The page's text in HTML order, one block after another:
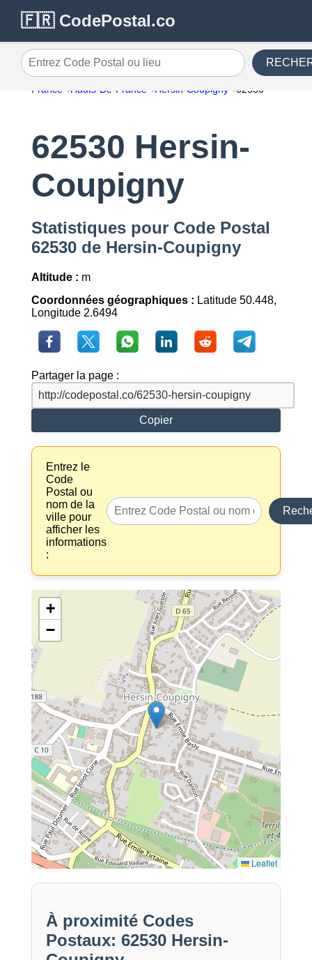
🇫🇷 CodePostal.co
Entrez Code Postal ou lieu
France Hauts-De-France Hersin-Coupigny 62530
62530 Hersin-
Coupigny
Statistiques pour Code Postal
62530 de Hersin-Coupigny
Altitude : m
Coordonnées géographiques : Latitude 50.448,
Longitude 2.6494
Partager la page :
Copier
Entrez le
Code
Postal ou
nom de la
ville pour
afficher les
informations
:
+
−
Leaflet
À proximité Codes
Postaux: 62530 Hersin-